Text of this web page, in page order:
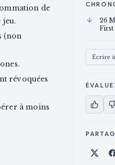
de
jeu.
(non
révoquées
à moins
26
First
Écrire